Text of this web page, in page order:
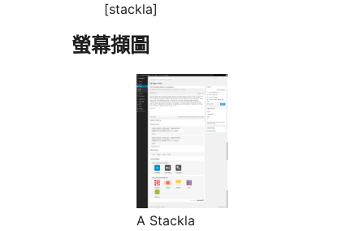
[stackla]
螢幕擷圖
A Stackla